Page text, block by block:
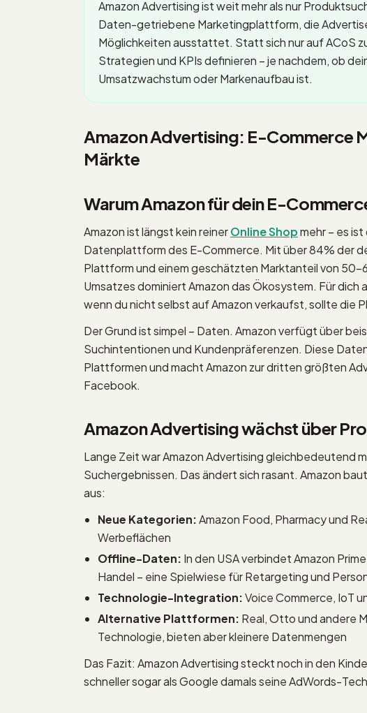
Amazon Advertising ist weit mehr als nur
Daten-getriebene Marketingplattform, die
Möglichkeiten ausstattet. Statt sich nur auf ACoS
Strategien und KPIs definieren – je nachdem, ob
Umsatzwachstum oder Markenaufbau ist.
Amazon Advertising: E-Commerce
Märkte
Warum Amazon für dein E-
Amazon ist längst kein reinerOnline Shopmehr – es
Datenplattform des E-Commerce. Mit über 84% der
Plattform und einem geschätzten Marktanteil von
Umsatzes dominiert Amazon das Ökosystem. Für
wenn du nicht selbst auf Amazon verkaufst, sollte die
Der Grund ist simpel – Daten. Amazon verfügt über
Suchintentionen und Kundenpräferenzen. Diese
Plattformen und macht Amazon zur dritten größten
Facebook.
Amazon Advertising wächst über
Lange Zeit war Amazon Advertising gleichbedeutend
Suchergebnissen. Das ändert sich rasant. Amazon
aus:
Neue Kategorien:Amazon Food, Pharmacy und
Werbeflä­chen
Offline-Daten: In den USA verbindet Amazon
Handel – eine Spielwiese für Retargeting und
Technologie-Integration:Voice Commerce, IoT
Alternative Plattformen: Real, Otto und andere
Technologie, bieten aber kleinere Datenmengen
Das Fazit: Amazon Advertising steckt noch in den
schneller sogar als Google damals seine AdWords-